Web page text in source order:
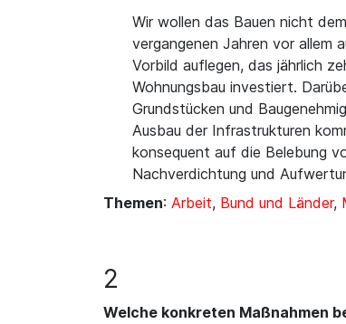
Wir wollen das Bauen nicht
vergangenen Jahren vor allem
Vorbild auflegen, das jährlich
Wohnungsbau investiert.
Grundstücken und
Ausbau der Infrastrukturen
konsequent auf die Belebung
Nachverdichtung und
Themen: Arbeit, Bund und Länder,
2
Welche konkreten Maßnahmen